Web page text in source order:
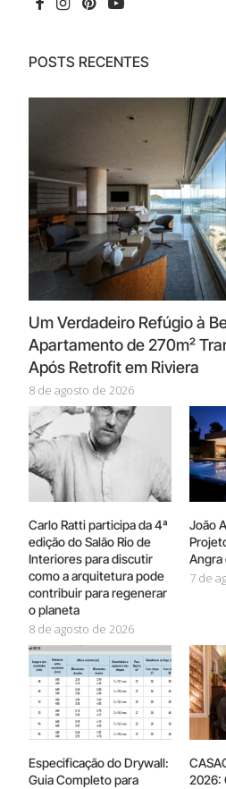
POSTS RECENTES
Um Verdadeiro Refúgio à
Apartamento de 270m²
Após Retrofit em Riviera
8 de agosto de 2026
Carlo Ratti participa da 4ª
edição do Salão Rio de
Interiores para discutir
como a arquitetura pode
contribuir para regenerar
o planeta
8 de agosto de 2026
João
Angra
7 de
Especificação do Drywall:
Guia Completo para
2026: